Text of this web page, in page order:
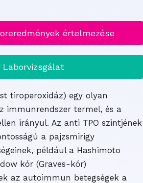
értelmezése
Laborvizsgálat
tiroperoxidáz) egy olyan
immunrendszer termel, és a
irányul. Az anti TPO szintjének
a pajzsmirigy
például a Hashimoto
kór (Graves-kór)
az autoimmun betegségek a